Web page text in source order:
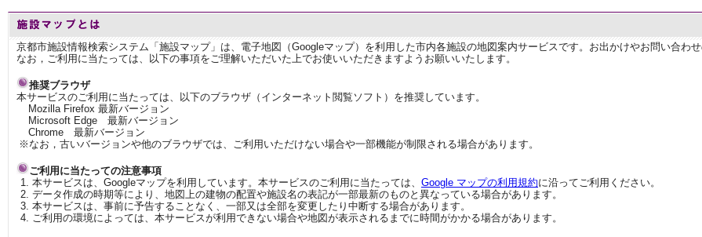
京都市施設情報検索システム「施設マップ」は、電子地図（Googleマップ）を利用した市内各施設の地図案内サービスです。お出かけやお問い合わせ
なお，ご利用に当たっては、以下の事項をご理解いただいた上でお使いいただきますようお願いいたします。
推奨ブラウザ
本サービスのご利用に当たっては、以下のブラウザ（インターネット閲覧ソフト）を推奨しています。
Mozilla Firefox 最新バージョン
Microsoft Edge 最新バージョン
Chrome 最新バージョン
※なお，古いバージョンや他のブラウザでは、ご利用いただけない場合や一部機能が制限される場合があります。
ご利用に当たっての注意事項
本サービスは、Googleマップを利用しています。本サービスのご利用に当たっては、 Google マップの利用規約に沿ってご利用ください。
データ作成の時期等により、地図上の建物の配置や施設名の表記が一部最新のものと異なっている場合があります。
本サービスは、事前に予告することなく、一部又は全部を変更したり中断する場合があります。
ご利用の環境によっては、本サービスが利用できない場合や地図が表示されるまでに時間がかかる場合があります。